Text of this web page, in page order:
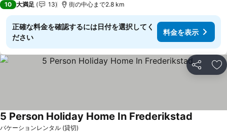
10 大満足 13 街の中心まで2.8 km
正確な料金を確認するには日付を選択してく
ださい
料金を表示
シェア お
バケーションレンタル (貸切)
5 Person Holiday Home In Frederikstad